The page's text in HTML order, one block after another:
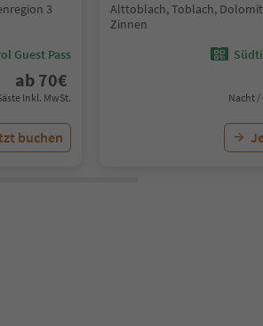
3
Guest Pass
ab 70€
Inkl. MwSt.
buchen
Alttoblach, Toblach,
Zinnen
Nacht /